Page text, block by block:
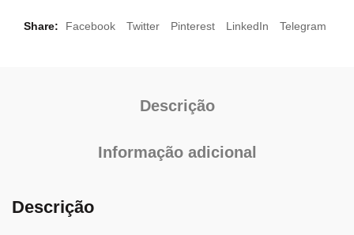
Share Facebook Twitter Pinterest LinkedIn Telegram
Descrição
Informação adicional
Descrição